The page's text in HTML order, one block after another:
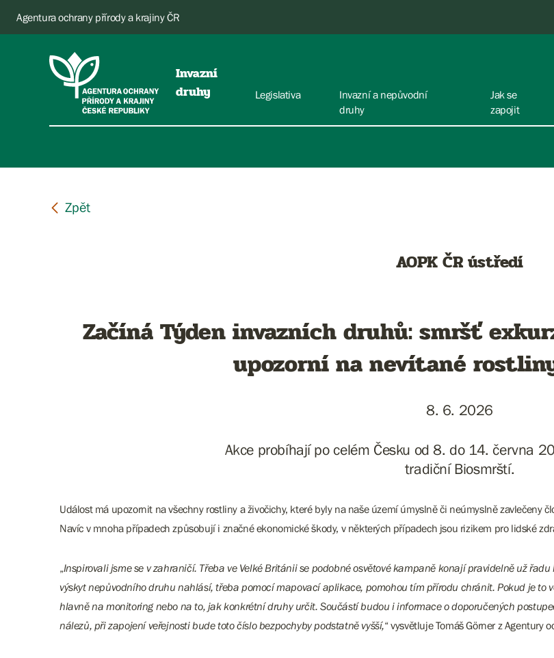
Agentura ochrany přírody a krajiny ČR
Invazní
druhy
Legislativa
Invazní a nepůvodní
druhy
Jak se
zapojit
AOPK ČR ústředí
Začíná Týden invazních druhů: smršť
upozorní na nevítané
8. 6. 2026
Akce probíhají po celém Česku od 8. do 14. června
tradiční Biosmrští.
Událost má upozornit na všechny rostliny a živočichy, které byly na naše území úmyslně či neúmyslně zavlečeny
Navíc v mnoha případech způsobují i značné ekonomické škody, v některých případech jsou rizikem pro lidské
„Inspirovali jsme se v zahraničí. Třeba ve Velké Británii se podobné osvětové kampaně konají pravidelně už
výskyt nepůvodního druhu nahlásí, třeba pomocí mapovací aplikace, pomohou tím přírodu chránit. Pokud je to
hlavně na monitoring nebo na to, jak konkrétní druhy určit. Součástí budou i informace o doporučených
nálezů, při zapojení veřejnosti bude toto číslo bezpochyby podstatně vyšší,“ vysvětluje Tomáš Görner z Agentury